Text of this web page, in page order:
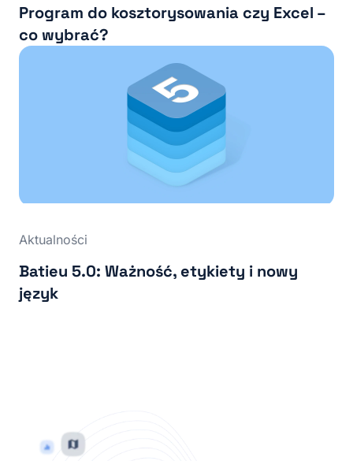
Program do kosztorysowania czy Excel –
co wybrać?
Aktualności
Batieu 5.0: Ważność, etykiety i nowy
język